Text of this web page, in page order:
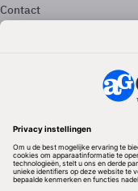
Contact
Colofon
Redactionele partner